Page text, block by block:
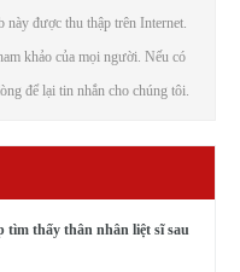
này được thu thập trên Internet.
khảo của mọi người. Nếu có
để lại tin nhắn cho chúng tôi.
tìm thấy thân nhân liệt sĩ sau